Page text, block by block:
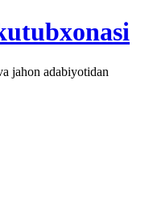
jahon adabiyotidan